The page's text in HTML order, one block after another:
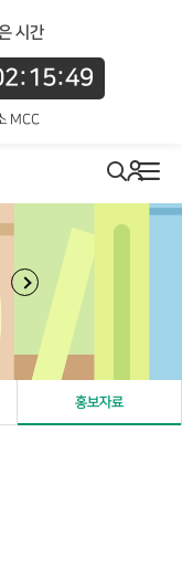
시간
MCC
search
로그인
메뉴
홍보자료